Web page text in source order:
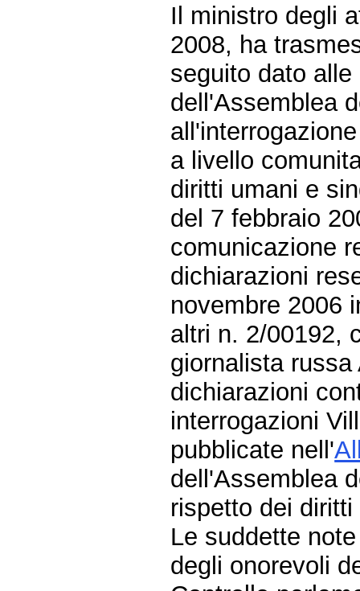
Il ministro degli
2008, ha
seguito dato
dell'Assemblea
a livello
diritti umani e
del 7 febbraio
comunicazione
dichiarazioni
novembre 2006
altri n. 2/00192,
giornalista
dichiarazioni
interrogazioni
pubblicate nell'
dell'Assemblea
rispetto dei
Le suddette
degli onorevoli